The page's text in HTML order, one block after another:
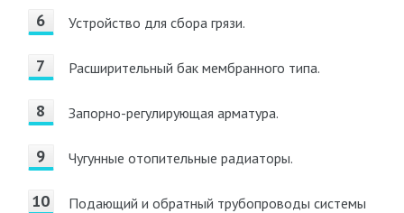
Устройство для сбора грязи.
Расширительный бак мембранного типа.
Запорно-регулирующая арматура.
Чугунные отопительные радиаторы.
Подающий и обратный трубопроводы системы